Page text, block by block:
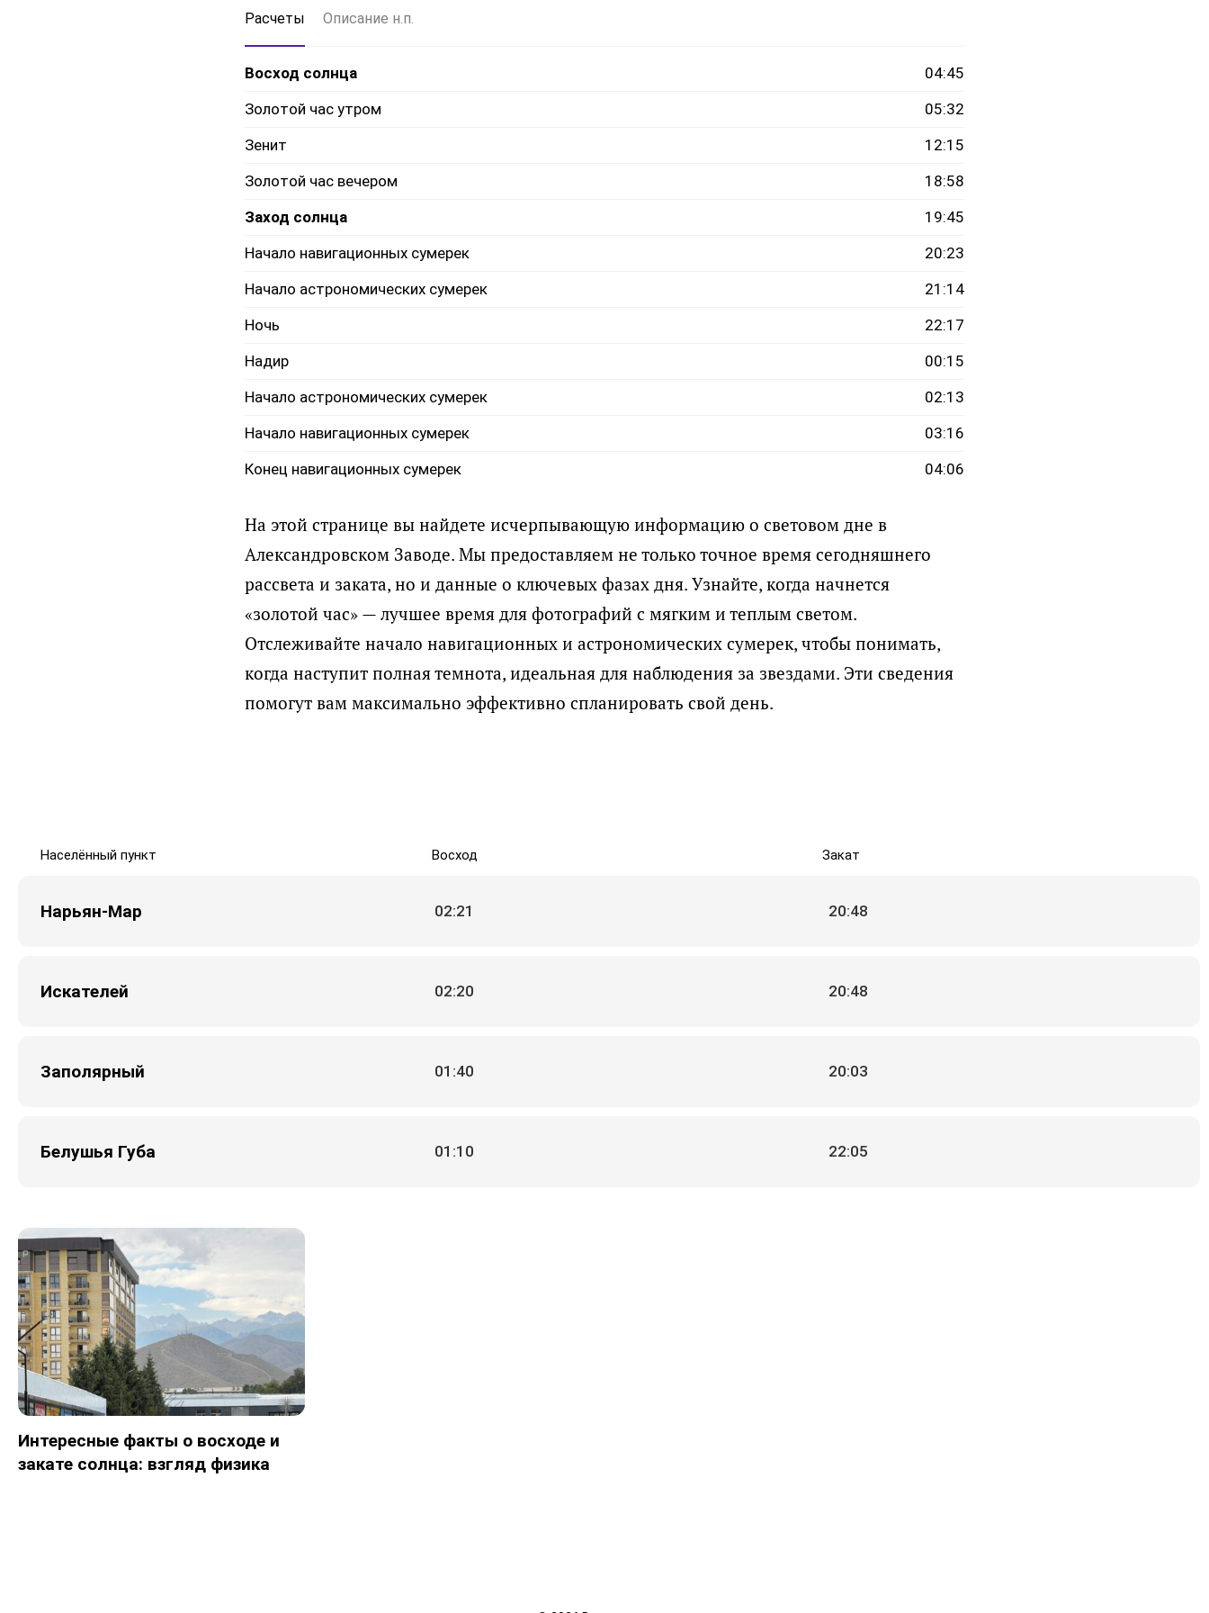
Расчеты Описание н.п.
Восход солнца
04:45
Золотой час утром
05:32
Зенит
12:15
Золотой час вечером
18:58
Заход солнца
19:45
Начало навигационных сумерек
20:23
Начало астрономических сумерек
21:14
Ночь
22:17
Надир
00:15
Начало астрономических сумерек
02:13
Начало навигационных сумерек
03:16
Конец навигационных сумерек
04:06
На этой странице вы найдете исчерпывающую информацию о световом дне в
Александровском Заводе. Мы предоставляем не только точное время сегодняшнего
рассвета и заката, но и данные о ключевых фазах дня. Узнайте, когда начнется
«золотой час» — лучшее время для фотографий с мягким и теплым светом.
Отслеживайте начало навигационных и астрономических сумерек, чтобы понимать,
когда наступит полная темнота, идеальная для наблюдения за звездами. Эти сведения
помогут вам максимально эффективно спланировать свой день.
Населённый пункт Восход Закат
Нарьян-Мар 02:21 20:48
Искателей 02:20 20:48
Заполярный 01:40 20:03
Белушья Губа 01:10 22:05
Интересные факты о восходе и
закате солнца: взгляд физика